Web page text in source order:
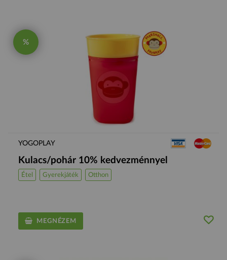
%
YOGOPLAY
Kulacs/pohár 10% kedvezménnyel
Étel Gyerekjáték Otthon
MEGNÉZEM